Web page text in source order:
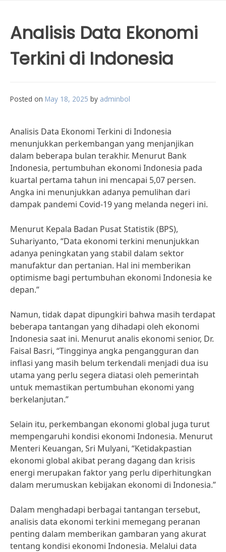
Analisis Data Ekonomi
Terkini di Indonesia
Posted on May 18, 2025 by adminbol
Analisis Data Ekonomi Terkini di Indonesia
menunjukkan perkembangan yang menjanjikan
dalam beberapa bulan terakhir. Menurut Bank
Indonesia, pertumbuhan ekonomi Indonesia pada
kuartal pertama tahun ini mencapai 5,07 persen.
Angka ini menunjukkan adanya pemulihan dari
dampak pandemi Covid-19 yang melanda negeri ini.
Menurut Kepala Badan Pusat Statistik (BPS),
Suhariyanto, “Data ekonomi terkini menunjukkan
adanya peningkatan yang stabil dalam sektor
manufaktur dan pertanian. Hal ini memberikan
optimisme bagi pertumbuhan ekonomi Indonesia ke
depan.”
Namun, tidak dapat dipungkiri bahwa masih terdapat
beberapa tantangan yang dihadapi oleh ekonomi
Indonesia saat ini. Menurut analis ekonomi senior, Dr.
Faisal Basri, “Tingginya angka pengangguran dan
inflasi yang masih belum terkendali menjadi dua isu
utama yang perlu segera diatasi oleh pemerintah
untuk memastikan pertumbuhan ekonomi yang
berkelanjutan.”
Selain itu, perkembangan ekonomi global juga turut
mempengaruhi kondisi ekonomi Indonesia. Menurut
Menteri Keuangan, Sri Mulyani, “Ketidakpastian
ekonomi global akibat perang dagang dan krisis
energi merupakan faktor yang perlu diperhitungkan
dalam merumuskan kebijakan ekonomi di Indonesia.”
Dalam menghadapi berbagai tantangan tersebut,
analisis data ekonomi terkini memegang peranan
penting dalam memberikan gambaran yang akurat
tentang kondisi ekonomi Indonesia. Melalui data